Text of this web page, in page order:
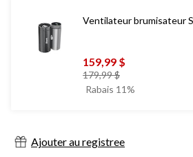
Ventilateur brumisateur
159,99 $
179,99 $prix
était
Rabais 11%
Ajouter au registree